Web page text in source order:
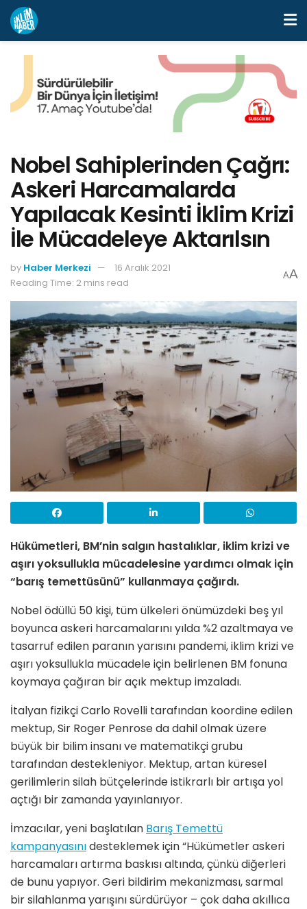
Nobel Sahiplerinden Çağrı:
Askeri Harcamalarda
Yapılacak Kesinti İklim Krizi
İle Mücadeleye Aktarılsın
by Haber Merkezi
16 Aralık 2021
Reading Time: 2 mins read
AA
Hükümetleri, BM’nin salgın hastalıklar, iklim krizi ve
aşırı yoksullukla mücadelesine yardımcı olmak için
“barış temettüsünü” kullanmaya çağırdı.
Nobel ödüllü 50 kişi, tüm ülkeleri önümüzdeki beş yıl
boyunca askeri harcamalarını yılda %2 azaltmaya ve
tasarruf edilen paranın yarısını pandemi, iklim krizi ve
aşırı yoksullukla mücadele için belirlenen BM fonuna
koymaya çağıran bir açık mektup imzaladı.
İtalyan fizikçi Carlo Rovelli tarafından koordine edilen
mektup, Sir Roger Penrose da dahil olmak üzere
büyük bir bilim insanı ve matematikçi grubu
tarafından destekleniyor. Mektup, artan küresel
gerilimlerin silah bütçelerinde istikrarlı bir artışa yol
açtığı bir zamanda yayınlanıyor.
İmzacılar, yeni başlatılan Barış Temettü
kampanyasınıdesteklemek için “Hükümetler askeri
harcamaları artırma baskısı altında, çünkü diğerleri
de bunu yapıyor. Geri bildirim mekanizması, sarmal
bir silahlanma yarışını sürdürüyor – çok daha akıllıca